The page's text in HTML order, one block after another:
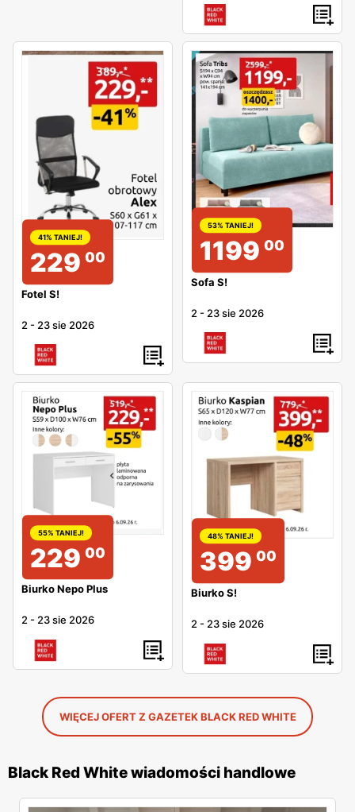
41% TANIEJ!
229 00
Fotel S!
2 - 23 sie 2026
53% TANIEJ!
1199 00
Sofa S!
2 - 23 sie 2026
55% TANIEJ!
229 00
Biurko Nepo Plus
2 - 23 sie 2026
48% TANIEJ!
399 00
Biurko S!
2 - 23 sie 2026
WIĘCEJ OFERT Z GAZETEK BLACK RED WHITE
Black Red White wiadomości handlowe